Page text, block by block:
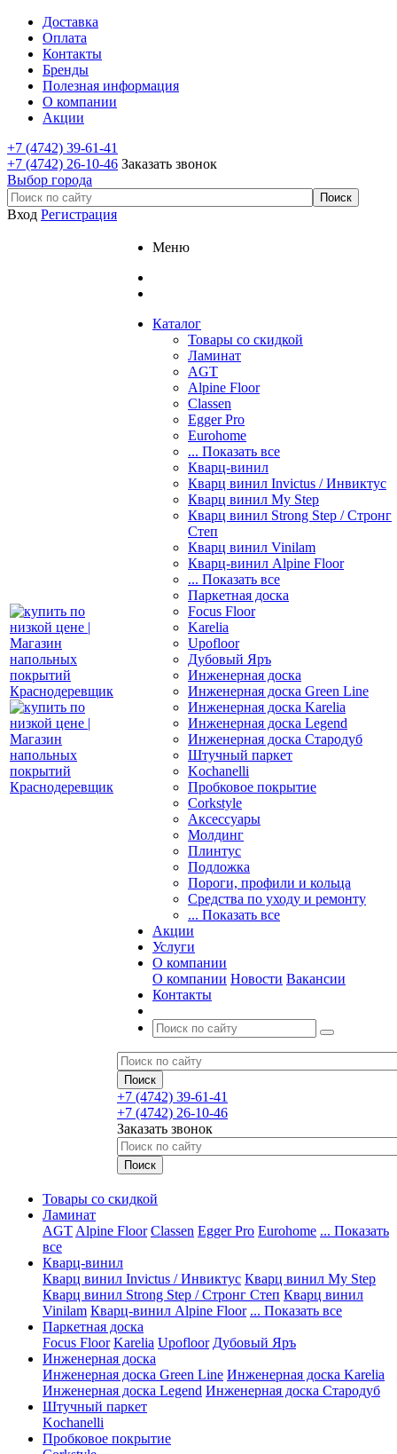
Доставка
Оплата
Контакты
Бренды
Полезная информация
О компании
Акции
+7 (4742) 39-61-41
+7 (4742) 26-10-46 Заказать звонок
Выбор города
Вход Регистрация
Меню
Каталог
Товары со скидкой
Ламинат
AGT
Alpine Floor
Classen
Egger Pro
Eurohome
... Показать все
Кварц-винил
Кварц винил Invictus / Инвиктус
Кварц винил My Step
Кварц винил Strong Step / Стронг
Степ
Кварц винил Vinilam
Кварц-винил Alpine Floor
... Показать все
Паркетная доска
Focus Floor
Karelia
Upofloor
Дубовый Яръ
Инженерная доска
Инженерная доска Green Line
Инженерная доска Karelia
Инженерная доска Legend
Инженерная доска Стародуб
Штучный паркет
Kochanelli
Пробковое покрытие
Corkstyle
Аксессуары
Молдинг
Плинтус
Подложка
Пороги, профили и кольца
Средства по уходу и ремонту
... Показать все
Акции
Услуги
О компании
О компании Новости Вакансии
Контакты
+7 (4742) 39-61-41
+7 (4742) 26-10-46
Заказать звонок
Товары со скидкой
Ламинат
AGT Alpine Floor Classen Egger Pro Eurohome ... Показать
все
Кварц-винил
Кварц винил Invictus / Инвиктус Кварц винил My Step
Кварц винил Strong Step / Стронг Степ Кварц винил
Vinilam Кварц-винил Alpine Floor ... Показать все
Паркетная доска
Focus Floor Karelia Upofloor Дубовый Яръ
Инженерная доска
Инженерная доска Green Line Инженерная доска Karelia
Инженерная доска Legend Инженерная доска Стародуб
Штучный паркет
Kochanelli
Пробковое покрытие